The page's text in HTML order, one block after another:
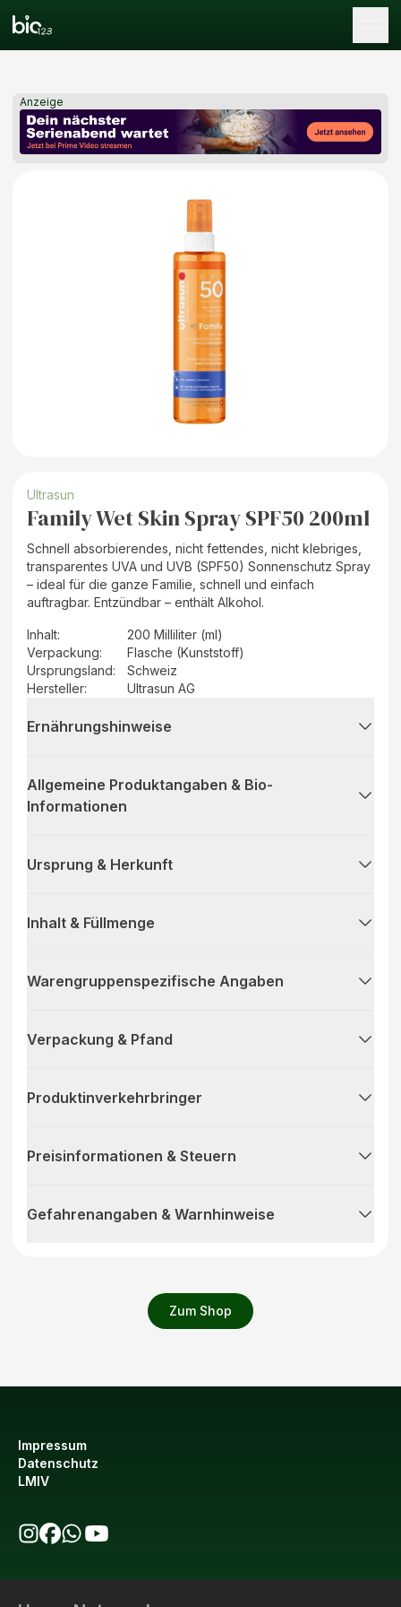
Anzeige
Zum Shop
Ultrasun
Family Wet Skin Spray SPF50 200ml
Schnell absorbierendes, nicht fettendes, nicht klebriges,
transparentes UVA und UVB (SPF50) Sonnenschutz Spray
– ideal für die ganze Familie, schnell und einfach
auftragbar. Entzündbar – enthält Alkohol.
Inhalt:
200 Milliliter (ml)
Verpackung:
Flasche (Kunststoff)
Ursprungsland:
Schweiz
Hersteller: Ultrasun AG
Ernährungshinweise
Allgemeine Produktangaben & Bio-
Informationen
Ursprung & Herkunft
Inhalt & Füllmenge
Warengruppenspezifische Angaben
Verpackung & Pfand
Produktinverkehrbringer
Preisinformationen & Steuern
Gefahrenangaben & Warnhinweise
Impressum
Datenschutz
LMIV